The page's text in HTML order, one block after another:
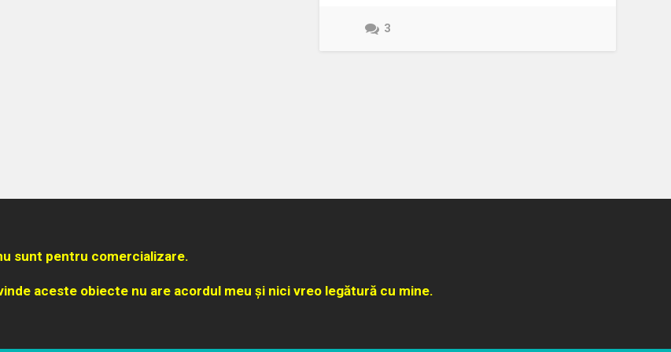
3
sunt pentru comercializare.
aceste obiecte nu are acordul meu și nici vreo legătură cu mine.